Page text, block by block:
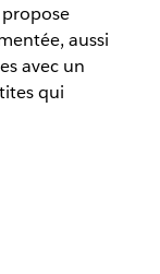
aussi
avec un
qui